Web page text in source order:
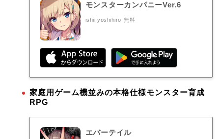
モンスターカンパニーVer.6
ishii yoshihiro 無料
家庭用ゲーム機並みの本格仕様モンスター育成
RPG
エバーテイル